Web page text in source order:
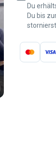
Du
Du bis
stornierst.